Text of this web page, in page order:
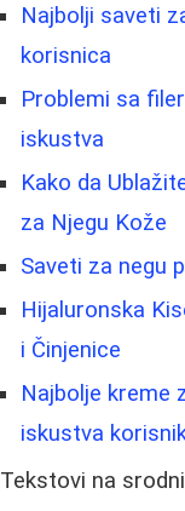
Najbolji saveti
korisnica
Problemi sa
iskustva
Kako da
za Njegu Kože
Saveti za negu
Hijaluronska
i Činjenice
Najbolje kreme
iskustva
Tekstovi na